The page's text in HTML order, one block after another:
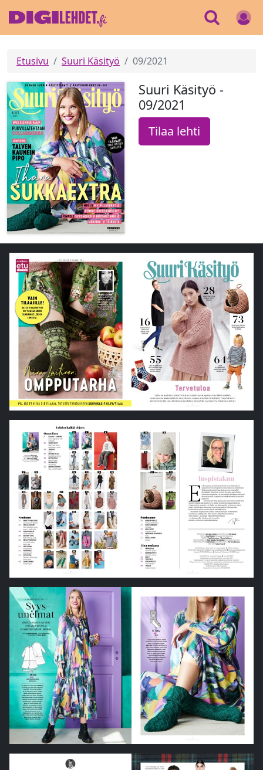
Etusivu Suuri Käsityö 09/2021
Suuri Käsityö -
09/2021
Tilaa lehti